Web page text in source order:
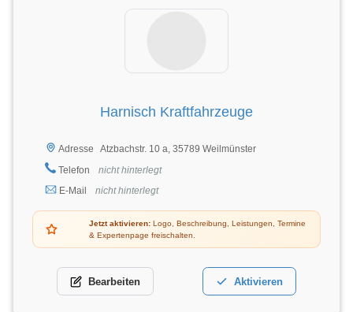
Harnisch Kraftfahrzeuge
Adresse
Atzbachstr. 10 a, 35789 Weilmünster
Telefon
nicht hinterlegt
E-Mail
nicht hinterlegt
Jetzt aktivieren: Logo, Beschreibung, Leistungen, Termine
& Expertenpage freischalten.
Bearbeiten Aktivieren